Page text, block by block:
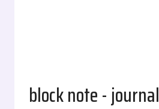
block note - journal